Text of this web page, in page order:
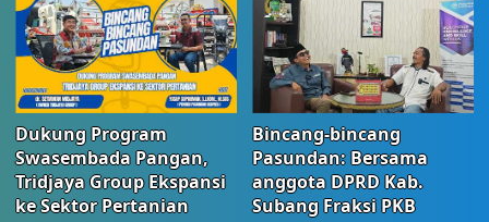
Dukung Program
Swasembada Pangan,
Tridjaya Group Ekspansi
ke Sektor Pertanian
Bincang-bincang
Pasundan: Bersama
anggota DPRD Kab.
Subang Fraksi PKB